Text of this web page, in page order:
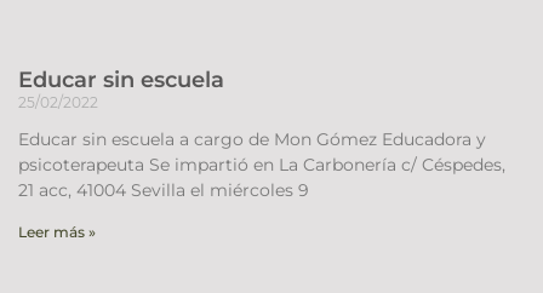
Educar sin escuela
25/02/2022
Educar sin escuela a cargo de Mon Gómez Educadora y
psicoterapeuta Se impartió en La Carbonería c/ Céspedes,
21 acc, 41004 Sevilla el miércoles 9
Leer más »